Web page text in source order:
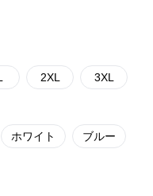
2XL 3XL
ホワイト ブルー